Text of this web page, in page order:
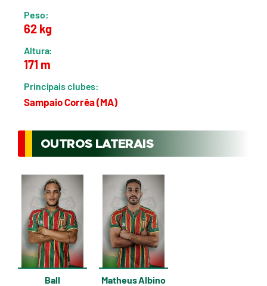
Peso:
62 kg
Altura:
171 m
Principais clubes:
Sampaio Corrêa (MA)
OUTROS LATERAIS
Ball Matheus Albino